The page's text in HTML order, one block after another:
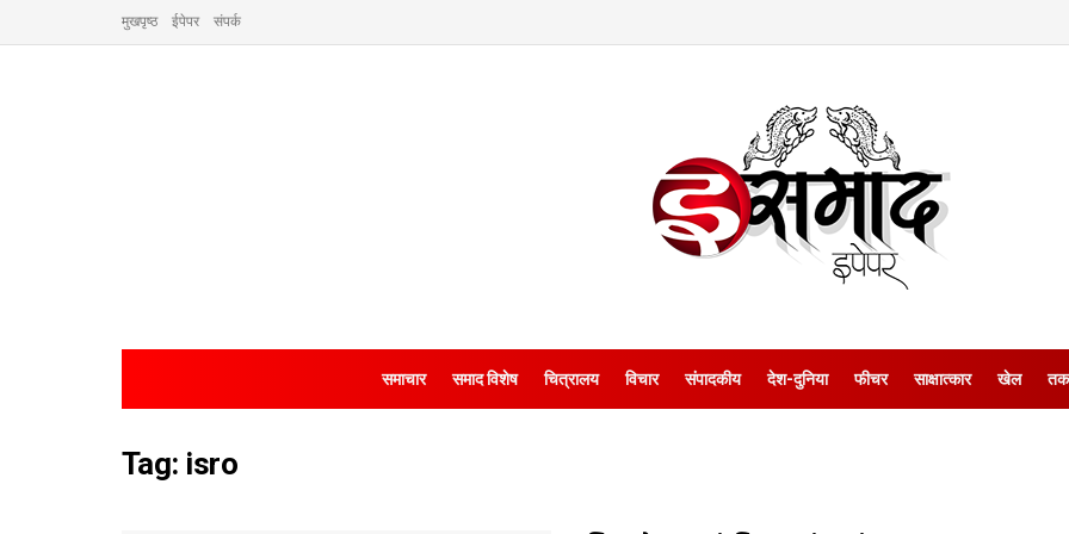
मुखपृष्ठ ईपेपर संपर्क
समाचार समाद विशेष चित्रालय विचार संपादकीय देश-दुनिया फीचर साक्षात्‍कार खेल
Tag: isro